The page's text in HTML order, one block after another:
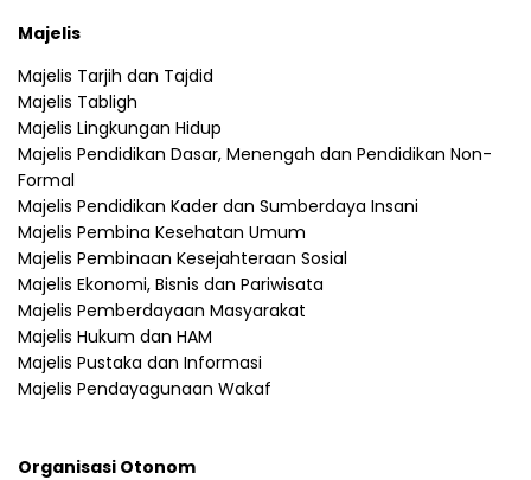
Majelis
Majelis Tarjih dan Tajdid
Majelis Tabligh
Majelis Lingkungan Hidup
Majelis Pendidikan Dasar, Menengah dan Pendidikan Non-
Formal
Majelis Pendidikan Kader dan Sumberdaya Insani
Majelis Pembina Kesehatan Umum
Majelis Pembinaan Kesejahteraan Sosial
Majelis Ekonomi, Bisnis dan Pariwisata
Majelis Pemberdayaan Masyarakat
Majelis Hukum dan HAM
Majelis Pustaka dan Informasi
Majelis Pendayagunaan Wakaf
Organisasi Otonom